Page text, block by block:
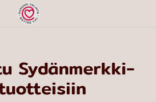
Sydänmerkki-